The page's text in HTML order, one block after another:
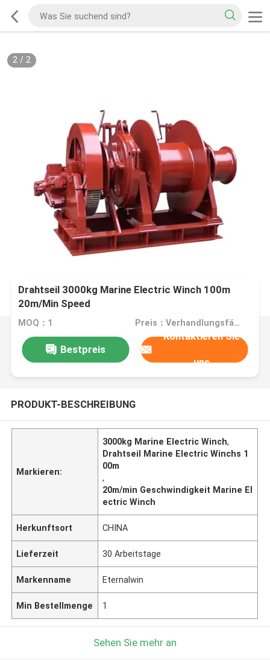
2/ 2
Drahtseil 3000kg Marine Electric Winch 100m
20m/Min Speed
MOQ：1 Preis：Verhandlungsfähig
Bestpreis
Kontaktieren Sie
uns
PRODUKT-BESCHREIBUNG
Markieren:
3000kg Marine Electric Winch,
Drahtseil Marine Electric Winchs 1
00m
,
20m/min Geschwindigkeit Marine El
ectric Winch
Herkunftsort CHINA
Lieferzeit 30 Arbeitstage
Markenname Eternalwin
Min Bestellmenge 1
Sehen Sie mehr an